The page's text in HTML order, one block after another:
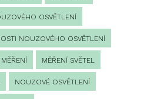
OSVĚTLENÍ
NOUZOVÉHO OSVĚTLENÍ
MĚŘENÍ MĚŘENÍ SVĚTEL
NOUZOVÉ OSVĚTLENÍ